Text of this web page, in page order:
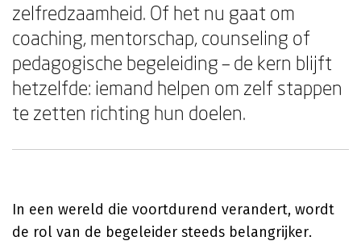
zelfredzaamheid. Of het nu gaat om
coaching, mentorschap, counseling of
pedagogische begeleiding – de kern blijft
hetzelfde: iemand helpen om zelf stappen
te zetten richting hun doelen.
In een wereld die voortdurend verandert, wordt
de rol van de begeleider steeds belangrijker.